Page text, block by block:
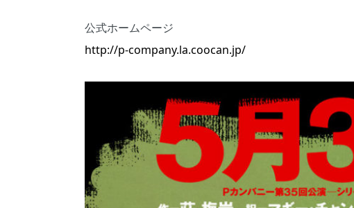
公式ホームページ
http://p-company.la.coocan.jp/